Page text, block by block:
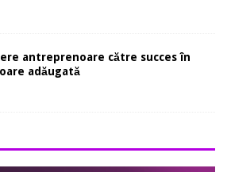
antreprenoare către succes în
adăugată